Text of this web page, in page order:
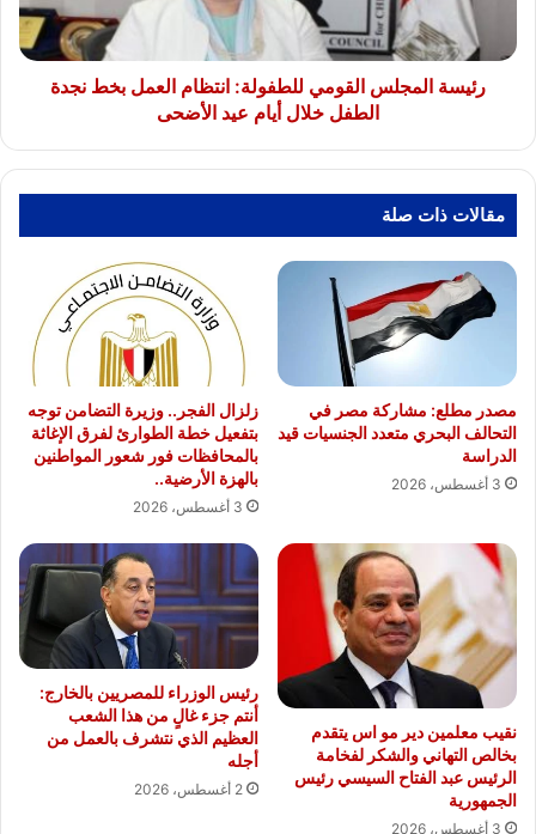
الطفل
رئيسة المجلس القومي للطفولة: انتظام العمل بخط نجدة
الطفل خلال أيام عيد الأضحى
مقالات ذات صلة
مصدر مطلع: مشاركة مصر في
التحالف البحري متعدد الجنسيات قيد
الدراسة
3 أغسطس، 2026
زلزال الفجر.. وزيرة التضامن توجه
بتفعيل خطة الطوارئ لفرق الإغاثة
بالمحافظات فور شعور المواطنين
بالهزة الأرضية..
3 أغسطس، 2026
نقيب معلمين دير مو اس يتقدم
بخالص التهاني والشكر لفخامة
الرئيس عبد الفتاح السيسي رئيس
الجمهورية
3 أغسطس، 2026
رئيس الوزراء للمصريين بالخارج:
أنتم جزء غالٍ من هذا الشعب
العظيم الذي نتشرف بالعمل من
أجله
2 أغسطس، 2026